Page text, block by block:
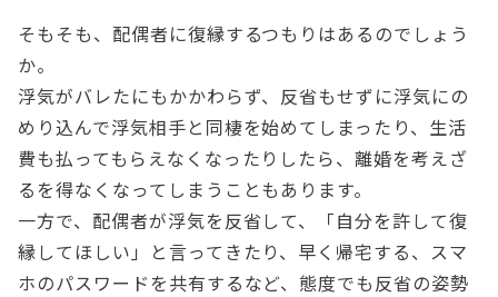
そもそも、配偶者に復縁するつもりはあるのでしょう
か。
浮気がバレたにもかかわらず、反省もせずに浮気にの
めり込んで浮気相手と同棲を始めてしまったり、生活
費も払ってもらえなくなったりしたら、離婚を考えざ
るを得なくなってしまうこともあります。
一方で、配偶者が浮気を反省して、「自分を許して復
縁してほしい」と言ってきたり、早く帰宅する、スマ
ホのパスワードを共有するなど、態度でも反省の姿勢